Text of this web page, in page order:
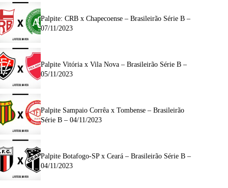
Palpite: CRB x Chapecoense – Brasileirão Série B –
07/11/2023
Palpite Vitória x Vila Nova – Brasileirão Série B –
05/11/2023
Palpite Sampaio Corrêa x Tombense – Brasileirão
Série B – 04/11/2023
Palpite Botafogo-SP x Ceará – Brasileirão Série B –
04/11/2023